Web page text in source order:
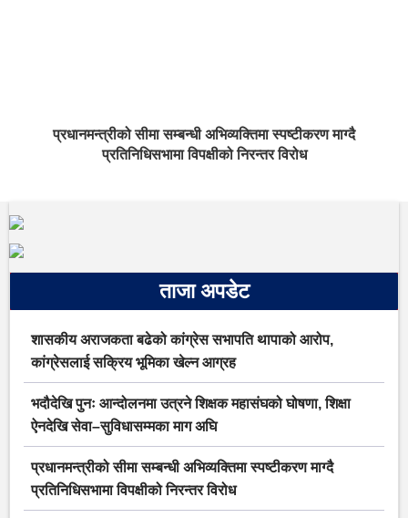
प्रधानमन्त्रीको सीमा सम्बन्धी अभिव्यक्तिमा स्पष्टीकरण माग्दै
प्रतिनिधिसभामा विपक्षीको निरन्तर विरोध
ताजा अपडेट
शासकीय अराजकता बढेको कांग्रेस सभापति थापाको आरोप,
कांग्रेसलाई सक्रिय भूमिका खेल्न आग्रह
भदौदेखि पुनः आन्दोलनमा उत्रने शिक्षक महासंघको घोषणा, शिक्षा
ऐनदेखि सेवा–सुविधासम्मका माग अघि
प्रधानमन्त्रीको सीमा सम्बन्धी अभिव्यक्तिमा स्पष्टीकरण माग्दै
प्रतिनिधिसभामा विपक्षीको निरन्तर विरोध